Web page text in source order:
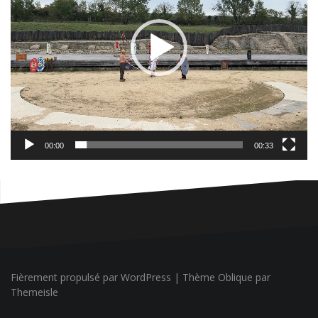
00:00 00:33
Fièrement propulsé par WordPress | Thème Oblique par
Themeisle